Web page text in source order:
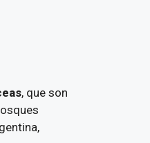
, que son